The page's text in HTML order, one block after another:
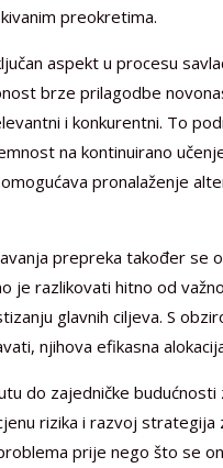
preokretima.
aspekt u procesu
brze prilagodbe
i konkurentni. To
na kontinuirano
pronalaženje
prepreka također se
je razlikovati hitno od
glavnih ciljeva. S
njihova efikasna
do zajedničke
rizika i razvoj strategija
prije nego što se